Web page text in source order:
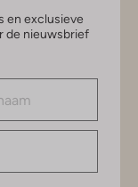
en exclusieve
de nieuwsbrief